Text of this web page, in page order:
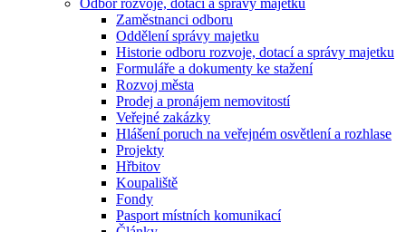
Odbor rozvoje, dotací a správy majetku
Zaměstnanci odboru
Oddělení správy majetku
Historie odboru rozvoje, dotací a správy majetku
Formuláře a dokumenty ke stažení
Rozvoj města
Prodej a pronájem nemovitostí
Veřejné zakázky
Hlášení poruch na veřejném osvětlení a rozhlase
Projekty
Hřbitov
Koupaliště
Fondy
Pasport místních komunikací